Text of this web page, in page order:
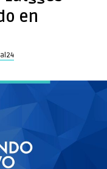
en